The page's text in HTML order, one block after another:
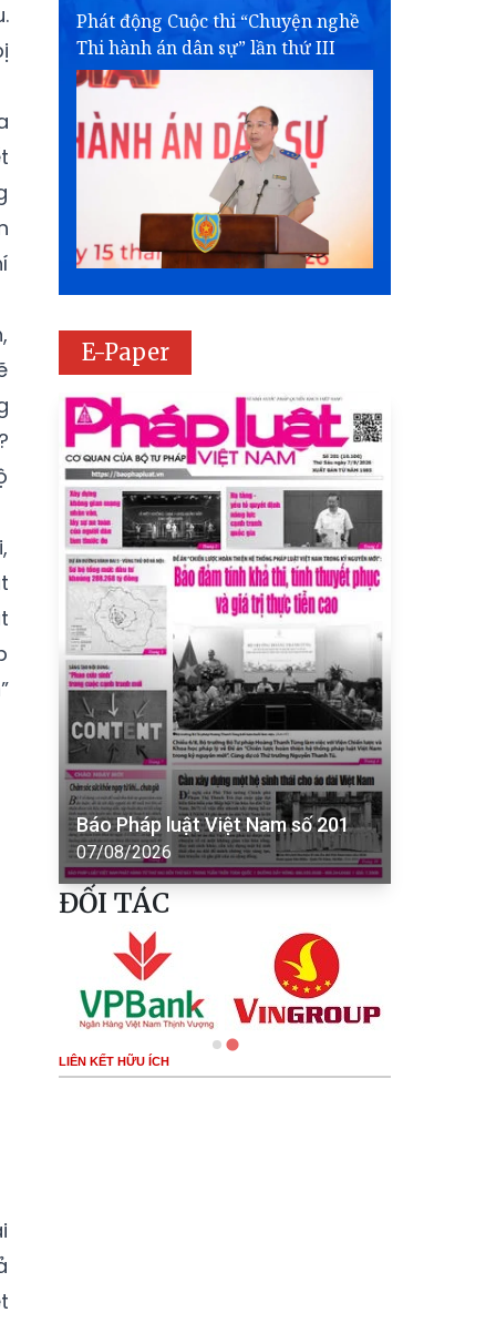
Phát động Cuộc thi “Chuyện nghề
Thi hành án dân sự” lần thứ III
E-Paper
Báo Pháp luật Việt Nam số 201
07/08/2026
ĐỐI TÁC
LIÊN KẾT HỮU ÍCH